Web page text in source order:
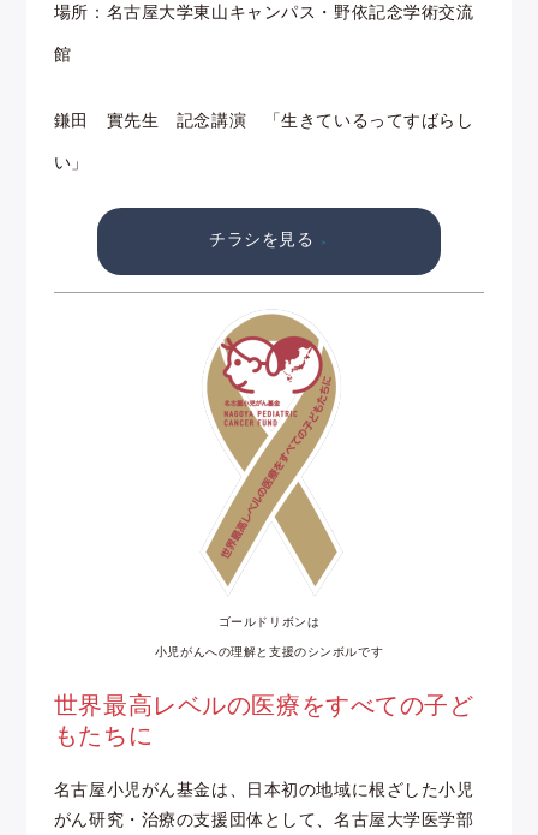
場所：名古屋大学東山キャンパス・野依記念学術交流
館
鎌田 實先生 記念講演 「生きているってすばらし
い」
チラシを見る
ゴールドリボンは
小児がんへの理解と支援のシンボルです
世界最高レベルの医療をすべての子ど
もたちに
名古屋小児がん基金は、日本初の地域に根ざした小児
がん研究・治療の支援団体として、名古屋大学医学部